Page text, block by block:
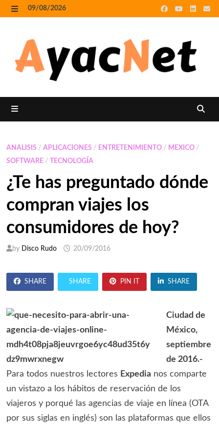
Skip
to
09/08/2026
ANALISIS / APLICACIONES / ENTRETENIMIENTO/ MEXICO/
SOFTWARE/ TECNOLOGÍA
¿Te has preguntado dónde
compran viajes los
consumidores de hoy?
by Disco Rudo 20/09/2016
SHARE SHARE PIN IT SHARE
Ciudad de
México,
septiembre
de 2016.-
Para todos nuestros lectores Expedianos comparte
un vistazo a los hábitos de reservación de los
viajeros y porqué las agencias de viaje en línea (OTA
por sus siglas en inglés) son las plataformas que ellos